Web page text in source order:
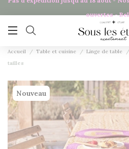
Panneau de gestion des
ouvertes -
Accueil Table et cuisine Linge de table
tailles
Nouveau